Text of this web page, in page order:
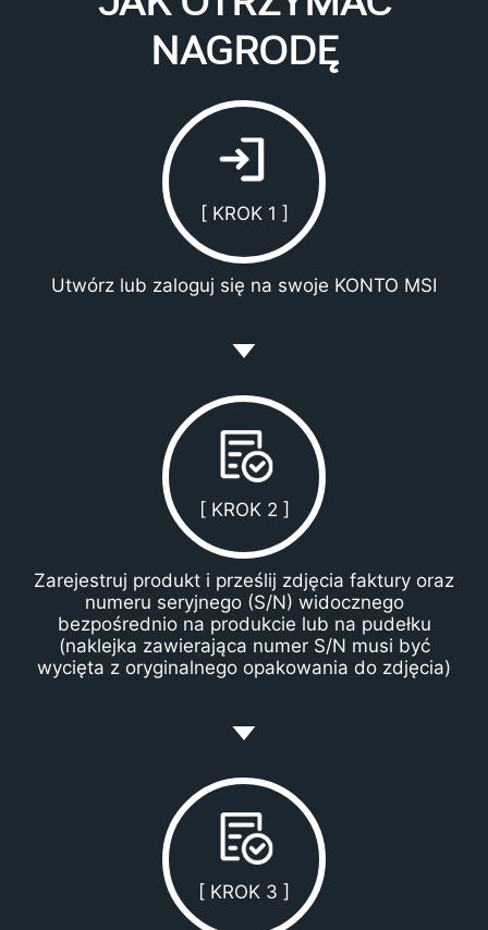
NAGRODĘ
[ KROK 1 ]
Utwórz lub zaloguj się na swoje KONTO MSI
[ KROK 2 ]
Zarejestruj produkt i prześlij zdjęcia faktury oraz
numeru seryjnego (S/N) widocznego
bezpośrednio na produkcie lub na pudełku
(naklejka zawierająca numer S/N musi być
wycięta z oryginalnego opakowania do zdjęcia)
[ KROK 3 ]